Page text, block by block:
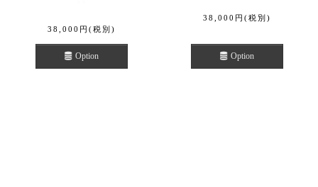
38,000 円 (税別)
Option
38,000 円 (税別)
Option